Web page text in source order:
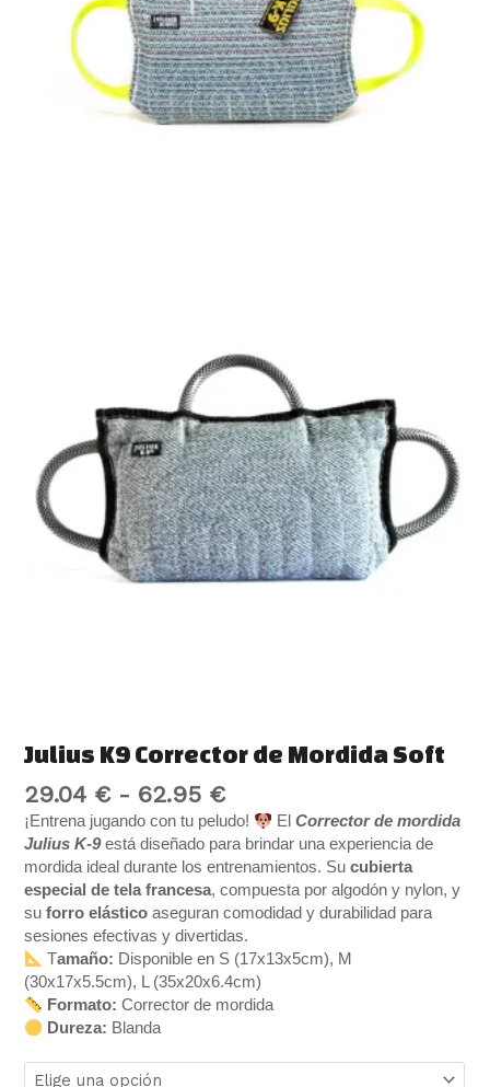
Julius K9 Corrector de Mordida Soft
29.04 € - 62.95 €
¡Entrena jugando con tu peludo! ElCorrector de mordida
Julius K-9está diseñado para brindar una experiencia de
mordida ideal durante los entrenamientos. Sucubierta
especial de tela francesa, compuesta por algodón y nylon, y
suforro elástico aseguran comodidad y durabilidad para
sesiones efectivas y divertidas.
Tamaño: Disponible en S (17x13x5cm), M
(30x17x5.5cm), L (35x20x6.4cm)
Formato: Corrector de mordida
Dureza: Blanda